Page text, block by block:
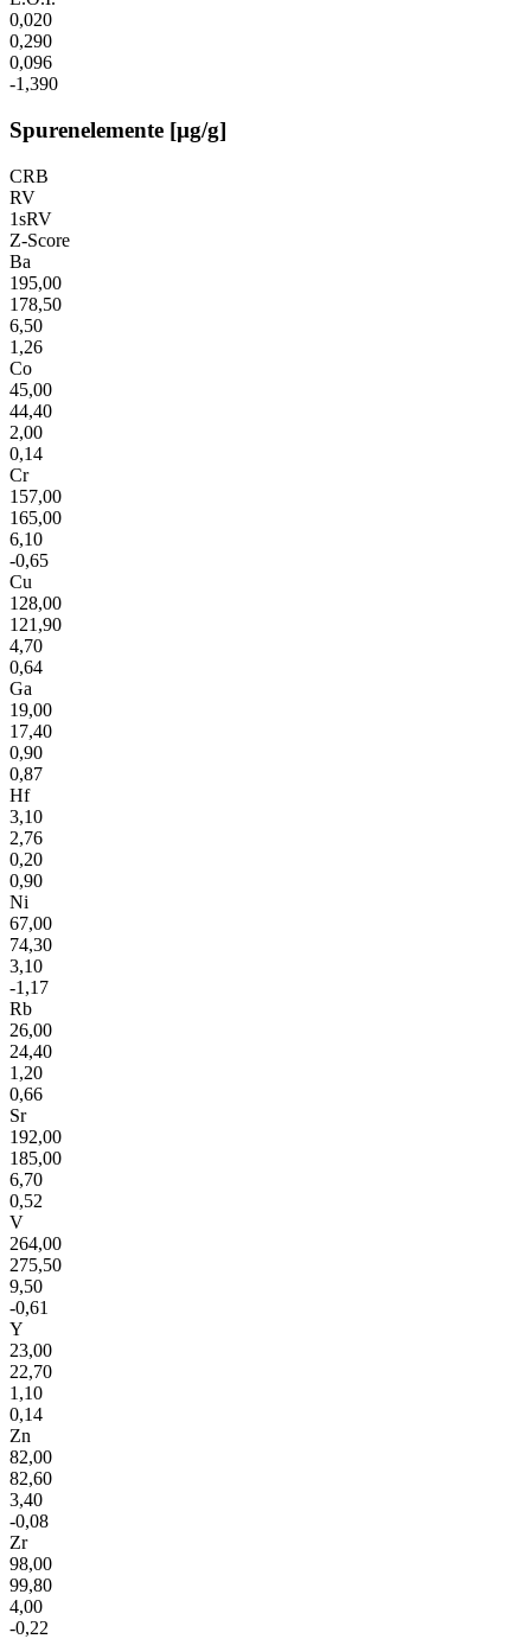
0,020
0,290
0,096
-1,390
Spurenelemente [µg/g]
CRB
RV
1sRV
Z-Score
Ba
195,00
178,50
6,50
1,26
Co
45,00
44,40
2,00
0,14
Cr
157,00
165,00
6,10
-0,65
Cu
128,00
121,90
4,70
0,64
Ga
19,00
17,40
0,90
0,87
Hf
3,10
2,76
0,20
0,90
Ni
67,00
74,30
3,10
-1,17
Rb
26,00
24,40
1,20
0,66
Sr
192,00
185,00
6,70
0,52
V
264,00
275,50
9,50
-0,61
Y
23,00
22,70
1,10
0,14
Zn
82,00
82,60
3,40
-0,08
Zr
98,00
99,80
4,00
-0,22